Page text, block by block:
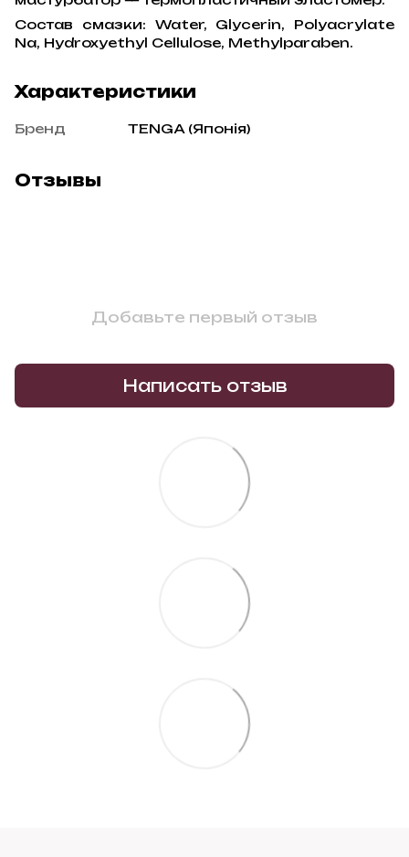
Состав смазки: Water, Glycerin, Polyacrylate
Na, Hydroxyethyl Cellulose, Methylparaben.
Характеристики
Бренд TENGA (Японія)
Отзывы
Добавьте первый отзыв
Написать отзыв